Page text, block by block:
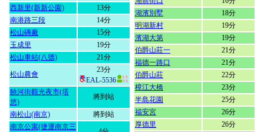
西新里(新新公園)
13分
南港路三段
14分
松山磚廠
15分
玉成里
19分
松山車站(八德)
21分
松山農會
23分
EAL-5536
饒河街觀光夜市(塔
悠)
將到站
南松山(南京)
將到站
南京公寓(捷運南京三
湖濱別墅
18分
明湖新村
19分
濱湖大第
19分
伯爵山莊一
21分
福德一路口
21分
伯爵山莊
22分
樟江大橋
23分
半島花園
25分
福安宮
26分
厚德里
26分